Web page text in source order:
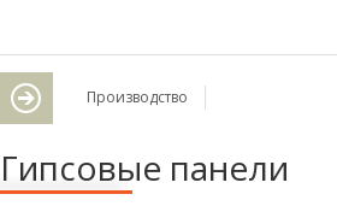
Производство
Гипсовые панели